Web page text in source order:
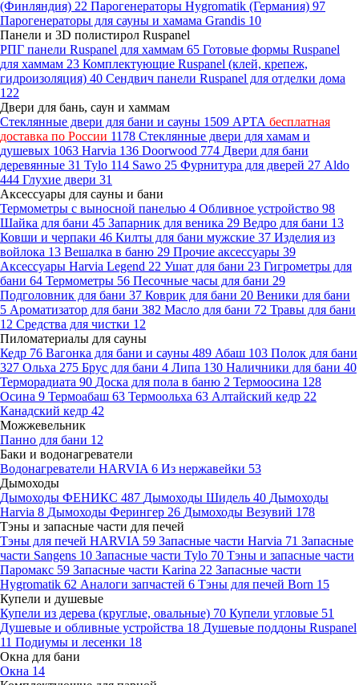
(Финляндия) 22 Парогенераторы Hygromatik (Германия) 97
Парогенераторы для сауны и хамама Grandis 10
Панели и 3D полистирол Ruspanel
РПГ панели Ruspanel для хаммам 65 Готовые формы Ruspanel
для хаммам 23 Комплектующие Ruspanel (клей, крепеж,
гидроизоляция) 40 Сендвич панели Ruspanel для отделки дома
122
Двери для бань, саун и хаммам
Стеклянные двери для бани и сауны 1509 АРТА бесплатная
доставка по России 1178 Стеклянные двери для хамам и
душевых 1063 Harvia 136 Doorwood 774 Двери для бани
деревянные 31 Tylo 114 Sawo 25 Фурнитура для дверей 27 Aldo
444 Глухие двери 31
Аксессуары для сауны и бани
Термометры с выносной панелью 4 Обливное устройство 98
Шайка для бани 45 Запарник для веника 29 Ведро для бани 13
Ковши и черпаки 46 Килты для бани мужские 37 Изделия из
войлока 13 Вешалка в баню 29 Прочие аксессуары 39
Аксессуары Harvia Legend 22 Ушат для бани 23 Гигрометры для
бани 64 Термометры 56 Песочные часы для бани 29
Подголовник для бани 37 Коврик для бани 20 Веники для бани
5 Ароматизатор для бани 382 Масло для бани 72 Травы для бани
12 Средства для чистки 12
Пиломатериалы для сауны
Кедр 76 Вагонка для бани и сауны 489 Абаш 103 Полок для бани
327 Ольха 275 Брус для бани 4 Липа 130 Наличники для бани 40
Терморадиата 90 Доска для пола в баню 2 Термоосина 128
Осина 9 Термоабаш 63 Термоольха 63 Алтайский кедр 22
Канадский кедр 42
Можжевельник
Панно для бани 12
Баки и водонагреватели
Водонагреватели HARVIA 6 Из нержавейки 53
Дымоходы
Дымоходы ФЕНИКС 487 Дымоходы Шидель 40 Дымоходы
Harvia 8 Дымоходы Ферингер 26 Дымоходы Везувий 178
Тэны и запасные части для печей
Тэны для печей HARVIA 59 Запасные части Harvia 71 Запасные
части Sangens 10 Запасные части Tylo 70 Тэны и запасные части
Паромакс 59 Запасные части Karina 22 Запасные части
Hygromatik 62 Аналоги запчастей 6 Тэны для печей Born 15
Купели и душевые
Купели из дерева (круглые, овальные) 70 Купели угловые 51
Душевые и обливные устройства 18 Душевые поддоны Ruspanel
11 Подиумы и лесенки 18
Окна для бани
Окна 14